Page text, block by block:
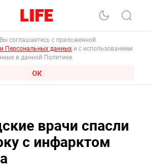
соглашаетесь с приложенной
Персональных данных и с использованием
в данной Политике.
ОК
врачи спасли
с инфарктом